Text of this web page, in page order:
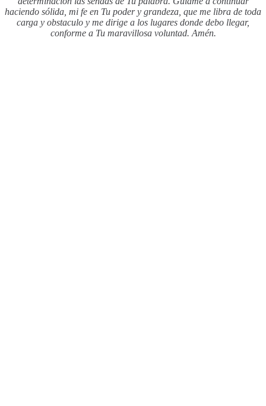
haciendo sólida, mi fe en Tu poder y grandeza, que me libra de toda
carga y obstaculo y me dirige a los lugares donde debo llegar,
conforme a Tu maravillosa voluntad. Amén.